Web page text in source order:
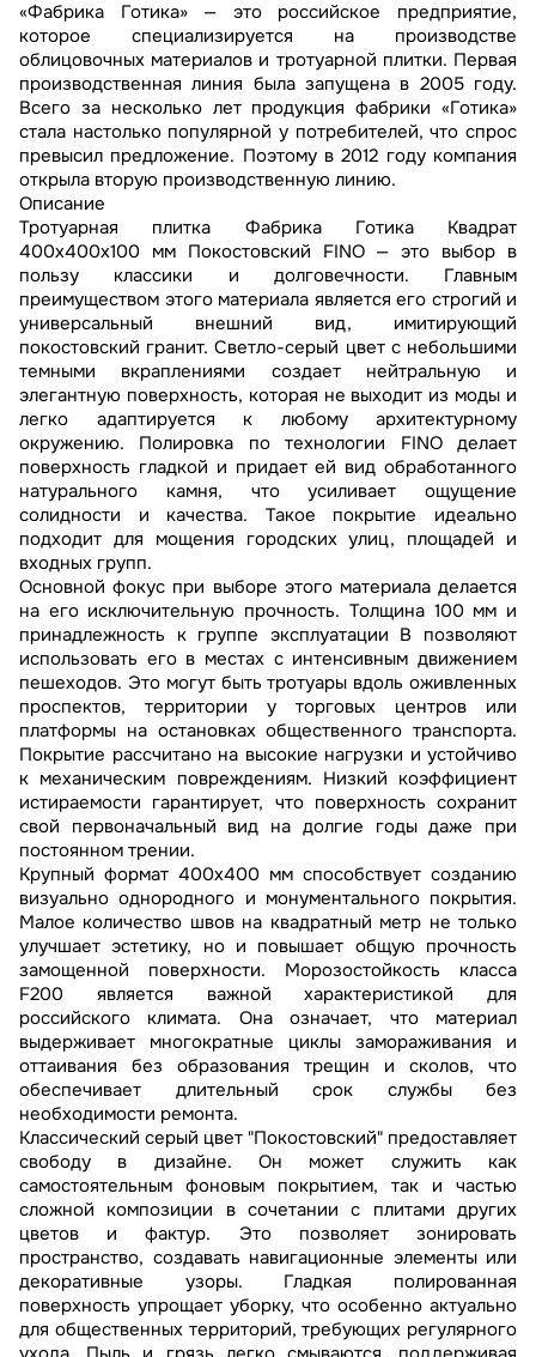
«Фабрика Готика» — это российское предприятие,
которое специализируется на производстве
облицовочных материалов и тротуарной плитки. Первая
производственная линия была запущена в 2005 году.
Всего за несколько лет продукция фабрики «Готика»
стала настолько популярной у потребителей, что спрос
превысил предложение. Поэтому в 2012 году компания
открыла вторую производственную линию.
Описание
Тротуарная плитка Фабрика Готика Квадрат
400х400х100 мм Покостовский FINO — это выбор в
пользу классики и долговечности. Главным
преимуществом этого материала является его строгий и
универсальный внешний вид, имитирующий
покостовский гранит. Светло-серый цвет с небольшими
темными вкраплениями создает нейтральную и
элегантную поверхность, которая не выходит из моды и
легко адаптируется к любому архитектурному
окружению. Полировка по технологии FINO делает
поверхность гладкой и придает ей вид обработанного
натурального камня, что усиливает ощущение
солидности и качества. Такое покрытие идеально
подходит для мощения городских улиц, площадей и
входных групп.
Основной фокус при выборе этого материала делается
на его исключительную прочность. Толщина 100 мм и
принадлежность к группе эксплуатации В позволяют
использовать его в местах с интенсивным движением
пешеходов. Это могут быть тротуары вдоль оживленных
проспектов, территории у торговых центров или
платформы на остановках общественного транспорта.
Покрытие рассчитано на высокие нагрузки и устойчиво
к механическим повреждениям. Низкий коэффициент
истираемости гарантирует, что поверхность сохранит
свой первоначальный вид на долгие годы даже при
постоянном трении.
Крупный формат 400х400 мм способствует созданию
визуально однородного и монументального покрытия.
Малое количество швов на квадратный метр не только
улучшает эстетику, но и повышает общую прочность
замощенной поверхности. Морозостойкость класса
F200 является важной характеристикой для
российского климата. Она означает, что материал
выдерживает многократные циклы замораживания и
оттаивания без образования трещин и сколов, что
обеспечивает длительный срок службы без
необходимости ремонта.
Классический серый цвет "Покостовский" предоставляет
свободу в дизайне. Он может служить как
самостоятельным фоновым покрытием, так и частью
сложной композиции в сочетании с плитами других
цветов и фактур. Это позволяет зонировать
пространство, создавать навигационные элементы или
декоративные узоры. Гладкая полированная
поверхность упрощает уборку, что особенно актуально
для общественных территорий, требующих регулярного